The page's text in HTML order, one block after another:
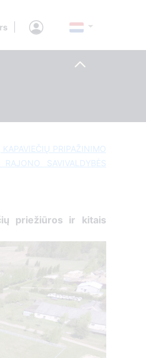
PRIPAŽINIMO
SAVIVALDYBĖS
priežiūros ir kitais